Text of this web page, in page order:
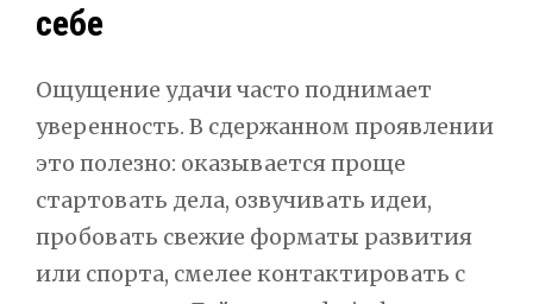
себе
Ощущение удачи часто поднимает
уверенность. В сдержанном проявлении
это полезно: оказывается проще
стартовать дела, озвучивать идеи,
пробовать свежие форматы развития
или спорта, смелее контактировать с